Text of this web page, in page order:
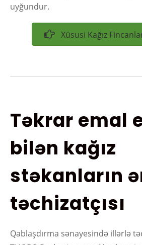
uyğundur.
Xüsusi Kağız
Təkrar emal
bilən kağız
stəkanların
təchizatçısı
Qablaşdırma sənayesində illərlə